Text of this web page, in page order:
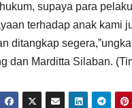
supaya para pelaku
terhadap anak kami
ditangkap
dan Marditta Silaban.